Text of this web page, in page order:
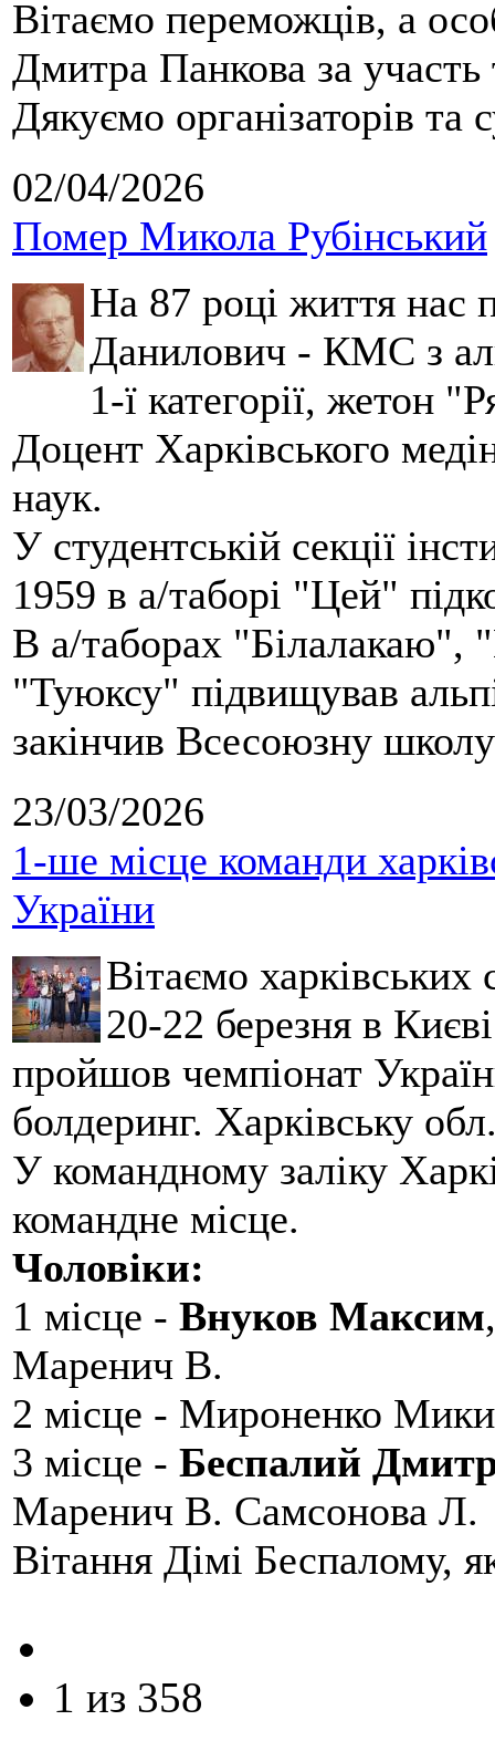
Вітаємо переможців, а
Дмитра Панкова за
Дякуємо організаторів та
02/04/2026
Помер Микола Рубінський
На 87 році життя нас
Данилович - КМС з
1-ї категорії, жетон
Доцент Харківського
наук.
У студентській секції
1959 в а/таборі "Цей"
В а/таборах "Білалакаю",
"Туюксу" підвищував
закінчив Всесоюзну
23/03/2026
1-ше місце команди
України
Вітаємо
20-22 березня в
пройшов чемпіонат
болдеринг. Харківську
У командному заліку
командне місце.
Чоловіки:
1 місце - Внуков Максим
Маренич В.
2 місце - Мироненко
3 місце - Беспалий
Маренич В. Самсонова Л.
Вітання Дімі Беспалому,
1 из 358